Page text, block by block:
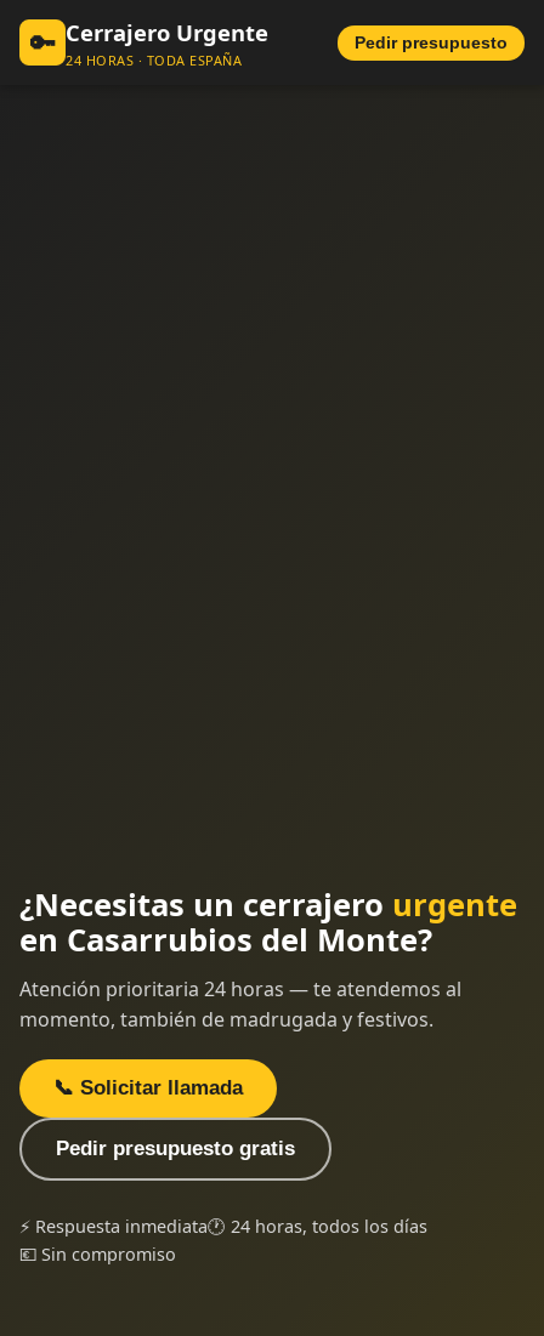
🔑 Cerrajero Urgente
24 HORAS · TODA ESPAÑA
Pedir presupuesto
¿Necesitas un cerrajero urgente
en Casarrubios del Monte?
Atención prioritaria 24 horas — te atendemos al
momento, también de madrugada y festivos.
📞 Solicitar llamada
Pedir presupuesto gratis
⚡ Respuesta inmediata🕐 24 horas, todos los días
💶 Sin compromiso